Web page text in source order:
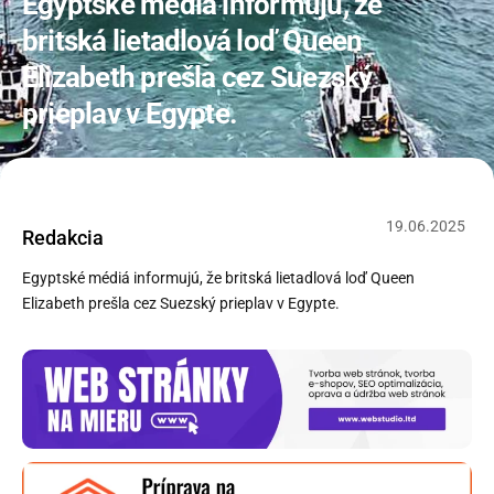
britská lietadlová loď Queen
Elizabeth prešla cez Suezský
prieplav v Egypte.
Redakcia 19.06.2025
Egyptské médiá informujú, že britská lietadlová loď Queen
Elizabeth prešla cez Suezský prieplav v Egypte.